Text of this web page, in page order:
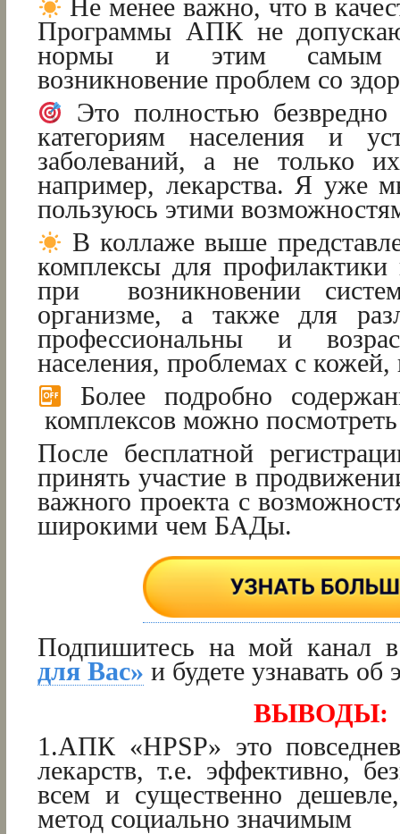
Не менее важно, что в
Программы АПК не
нормы и этим самым
возникновение проблем со
Это полностью
категориям населения и
заболеваний, а не только
например, лекарства. Я уже
пользуюсь этими
В коллаже выше
комплексы для профилактики
при возникновении
организме, а также для
профессиональны и
населения, проблемах с
Более подробно
комплексов можно
После бесплатной
принять участие в
важного проекта с
широкими чем БАДы.
Подпишитесь на мой канал
для Вас» и будете узнавать об
ВЫВОДЫ:
1.АПК «HPSP» это
лекарств, т.е. эффективно,
всем и существенно
метод социально значимым